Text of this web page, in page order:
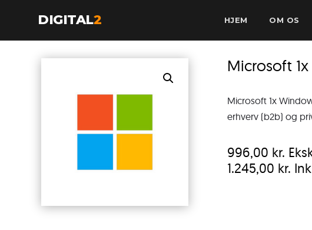
DIGITAL2 HJEM OM OS
Microsoft
Microsoft 1x
erhverv (b2b) og
996,00 kr.
1.245,00 kr.